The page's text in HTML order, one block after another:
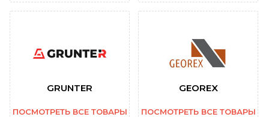
GRUNTER
ПОСМОТРЕТЬ ВСЕ ТОВАРЫ
GEOREX
ПОСМОТРЕТЬ ВСЕ ТОВАРЫ